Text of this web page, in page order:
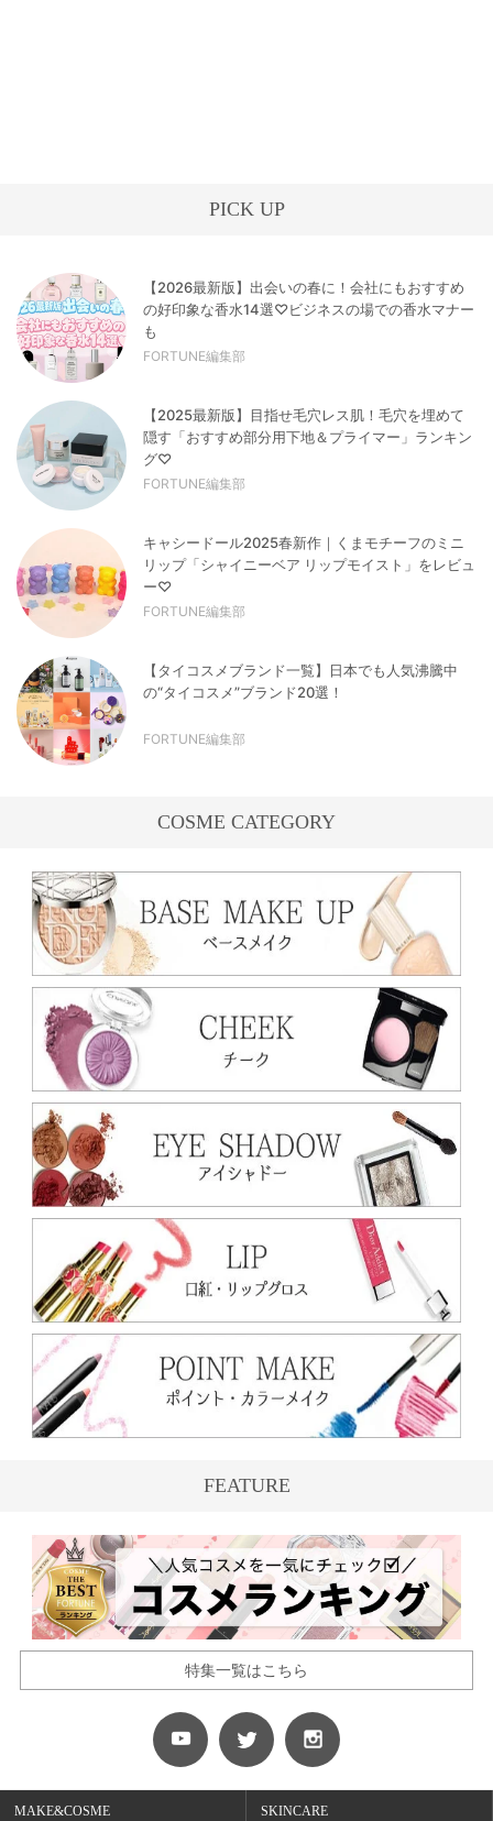
PICK UP
【2026最新版】出会いの春に！会社にもおすすめ
の好印象な香水14選♡ビジネスの場での香水マナー
も
FORTUNE編集部
【2025最新版】目指せ毛穴レス肌！毛穴を埋めて
隠す「おすすめ部分用下地＆プライマー」ランキン
グ♡
FORTUNE編集部
キャシードール2025春新作｜くまモチーフのミニ
リップ「シャイニーベア リップモイスト」をレビュ
ー♡
FORTUNE編集部
【タイコスメブランド一覧】日本でも人気沸騰中
の“タイコスメ”ブランド20選！
FORTUNE編集部
COSME CATEGORY
FEATURE
特集一覧はこちら
MAKE&COSME SKINCARE